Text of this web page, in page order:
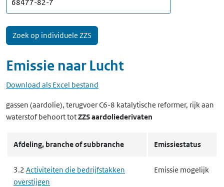
Emissie naar Lucht
Download als Excel bestand
gassen (aardolie), terugvoer C6-8 katalytische reformer, rijk aan
waterstofbehoort totZZS aardoliederivaten
Afdeling, branche of subbranche Emissiestatus
3.2 Activiteiten die bedrijfstakken
overstijgen
Emissie mogelijk